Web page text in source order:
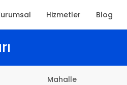
Mahalle
Hizmetler Blog